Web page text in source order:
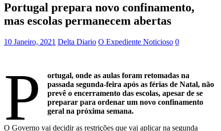
Portugal prepara novo confinamento,
mas escolas permanecem abertas
10 Janeiro, 2021 Delta Diario O Expediente Noticioso 0
P
ortugal, onde as aulas foram retomadas na
passada segunda-feira após as férias de Natal, não
prevê o encerramento das escolas, apesar de se
preparar para ordenar um novo confinamento
geral na próxima semana.
O Governo vai decidir as restrições que vai aplicar na segunda